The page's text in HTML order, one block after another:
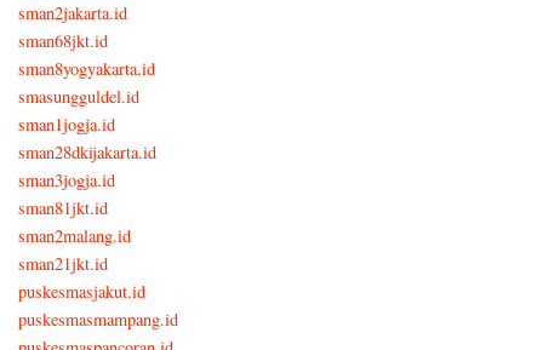
sman2jakarta.id
sman68jkt.id
sman8yogyakarta.id
smasungguldel.id
sman1jogja.id
sman28dkijakarta.id
sman3jogja.id
sman81jkt.id
sman2malang.id
sman21jkt.id
puskesmasjakut.id
puskesmasmampang.id